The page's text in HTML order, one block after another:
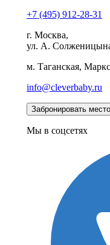
+7 (495) 912-28-31
г. Москва,
ул. А.
м. Таганская,
info@cleverbaby.ru
Мы в соцсетях